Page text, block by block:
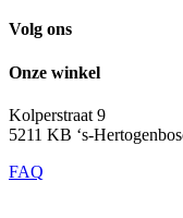
Volg ons
Onze winkel
Kolperstraat 9
5211 KB ‘s-
FAQ